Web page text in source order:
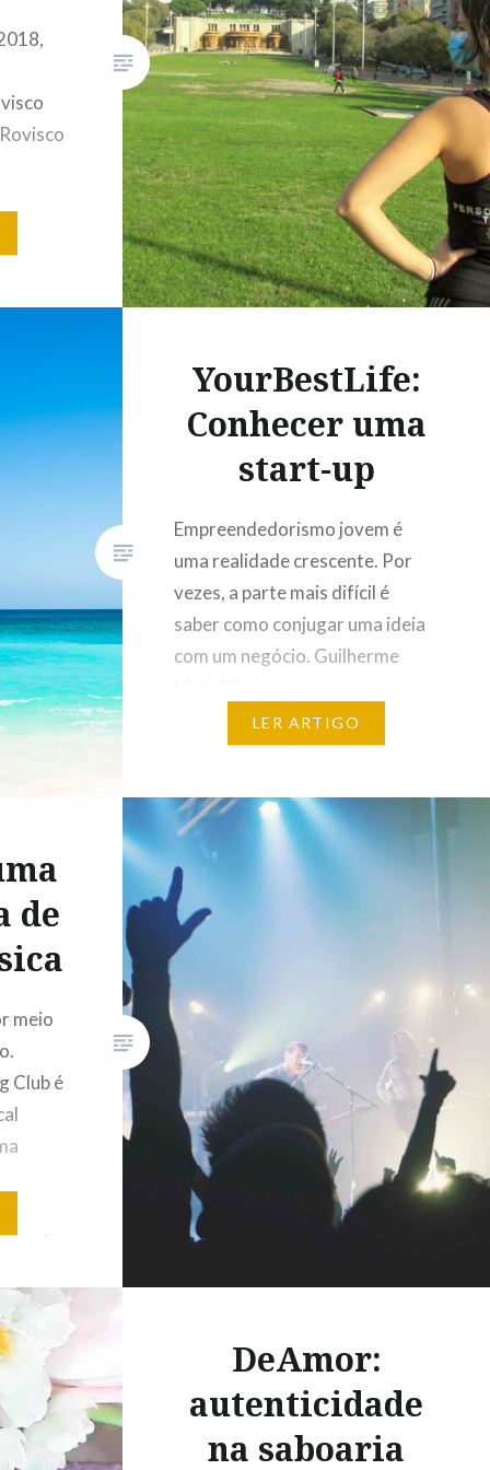
e
YourBestLife:
Conhecer uma
start-up
Empreendedorismo jovem é
uma realidade crescente. Por
vezes, a parte mais difícil é
saber como conjugar uma ideia
com um negócio. Guilherme
entrevistado, é um jovem de 27
anos que transformou o seu
up. Tentámos compreender
quais são os principais
objectivos da YourBestLife, que
impacto tem e…
LER ARTIGO
de
meio
Club é
e
são
em
DeAmor:
autenticidade
na saboaria